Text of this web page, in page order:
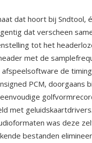
dat hoort bij Sndtool,
dat verscheen
tot het
met de
de
PCM, doorgaans
met
was deze
bestanden